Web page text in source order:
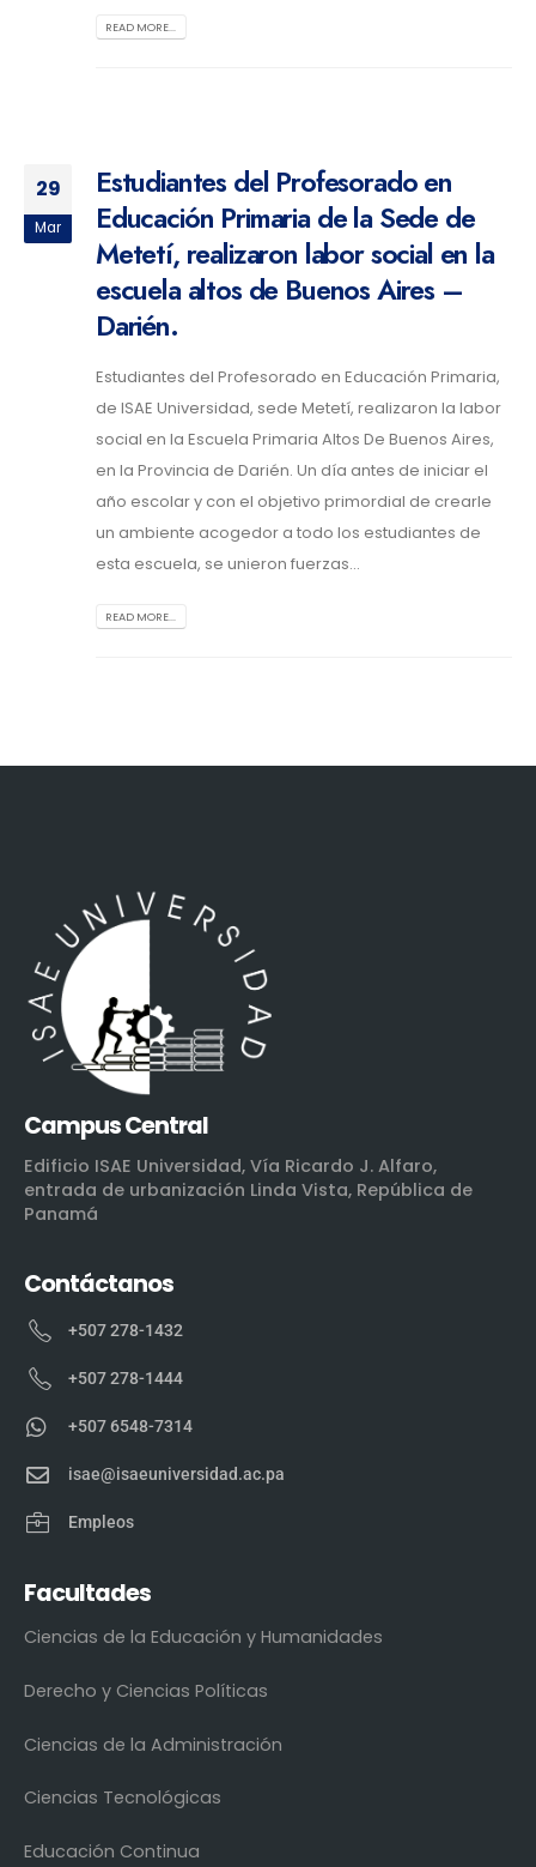
READ MORE...
29
Mar
Estudiantes del Profesorado en
Educación Primaria de la Sede de
Metetí, realizaron labor social en la
escuela altos de Buenos Aires –
Darién.
Estudiantes del Profesorado en Educación Primaria,
de ISAE Universidad, sede Metetí, realizaron la labor
social en la Escuela Primaria Altos De Buenos Aires,
en la Provincia de Darién. Un día antes de iniciar el
año escolar y con el objetivo primordial de crearle
un ambiente acogedor a todo los estudiantes de
esta escuela, se unieron fuerzas...
READ MORE...
Campus Central
Edificio ISAE Universidad, Vía Ricardo J. Alfaro,
entrada de urbanización Linda Vista, República de
Panamá
Contáctanos
+507 278-1432
+507 278-1444
+507 6548-7314
isae@isaeuniversidad.ac.pa
Empleos
Facultades
Ciencias de la Educación y Humanidades
Derecho y Ciencias Políticas
Ciencias de la Administración
Ciencias Tecnológicas
Educación Continua